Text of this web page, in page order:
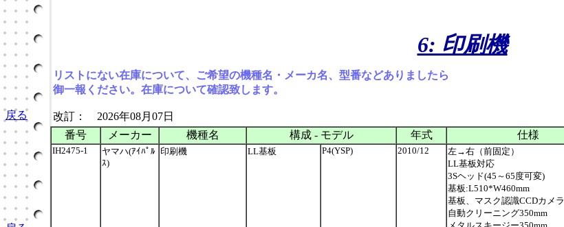
リストにない在庫について、ご希望の機種名・メーカ名、型番などありましたら
御一報ください。在庫について確認致します。
改訂： 2026年08月07日
番号
メーカー 機種名 構成 - モデル 年式 仕様
IH2475-1
ヤマハ(ｱｲﾊﾟﾙ
ｽ)
印刷機 LL基板 P4(YSP) 2010/12
左→右（前固定）
LL基板対応
3Sヘッド(45～65度可変)
基板:L510*W460mm
基板、マスク認識CCDカメラ
自動クリーニング350mm
6: 印刷機
戻る